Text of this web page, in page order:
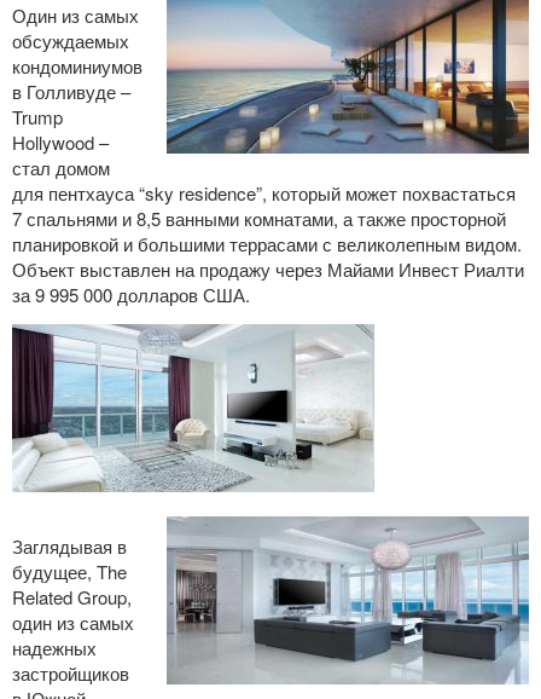
Один из самых
обсуждаемых
кондоминиумов
в Голливуде –
Trump
Hollywood –
стал домом
для пентхауса “sky residence”, который может похвастаться
7 спальнями и 8,5 ванными комнатами, а также просторной
планировкой и большими террасами с великолепным видом.
Объект выставлен на продажу через Майами Инвест Риалти
за 9 995 000 долларов США.
Заглядывая в
будущее, The
Related Group,
один из самых
надежных
застройщиков